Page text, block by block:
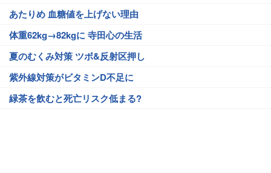
あたりめ 血糖値を上げない理由
体重62kg→82kgに 寺田心の生活
夏のむくみ対策 ツボ&反射区押し
紫外線対策がビタミンD不足に
緑茶を飲むと死亡リスク低まる?